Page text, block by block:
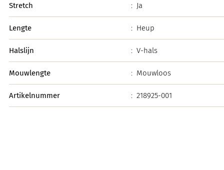
Stretch : Ja
Lengte : Heup
Halslijn : V-hals
Mouwlengte : Mouwloos
Artikelnummer : 218925-001